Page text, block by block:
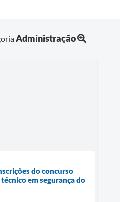
Administração
do concurso
em segurança do